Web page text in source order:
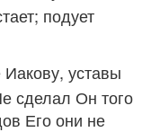
подует
уставы
сделал Он того
Его они не